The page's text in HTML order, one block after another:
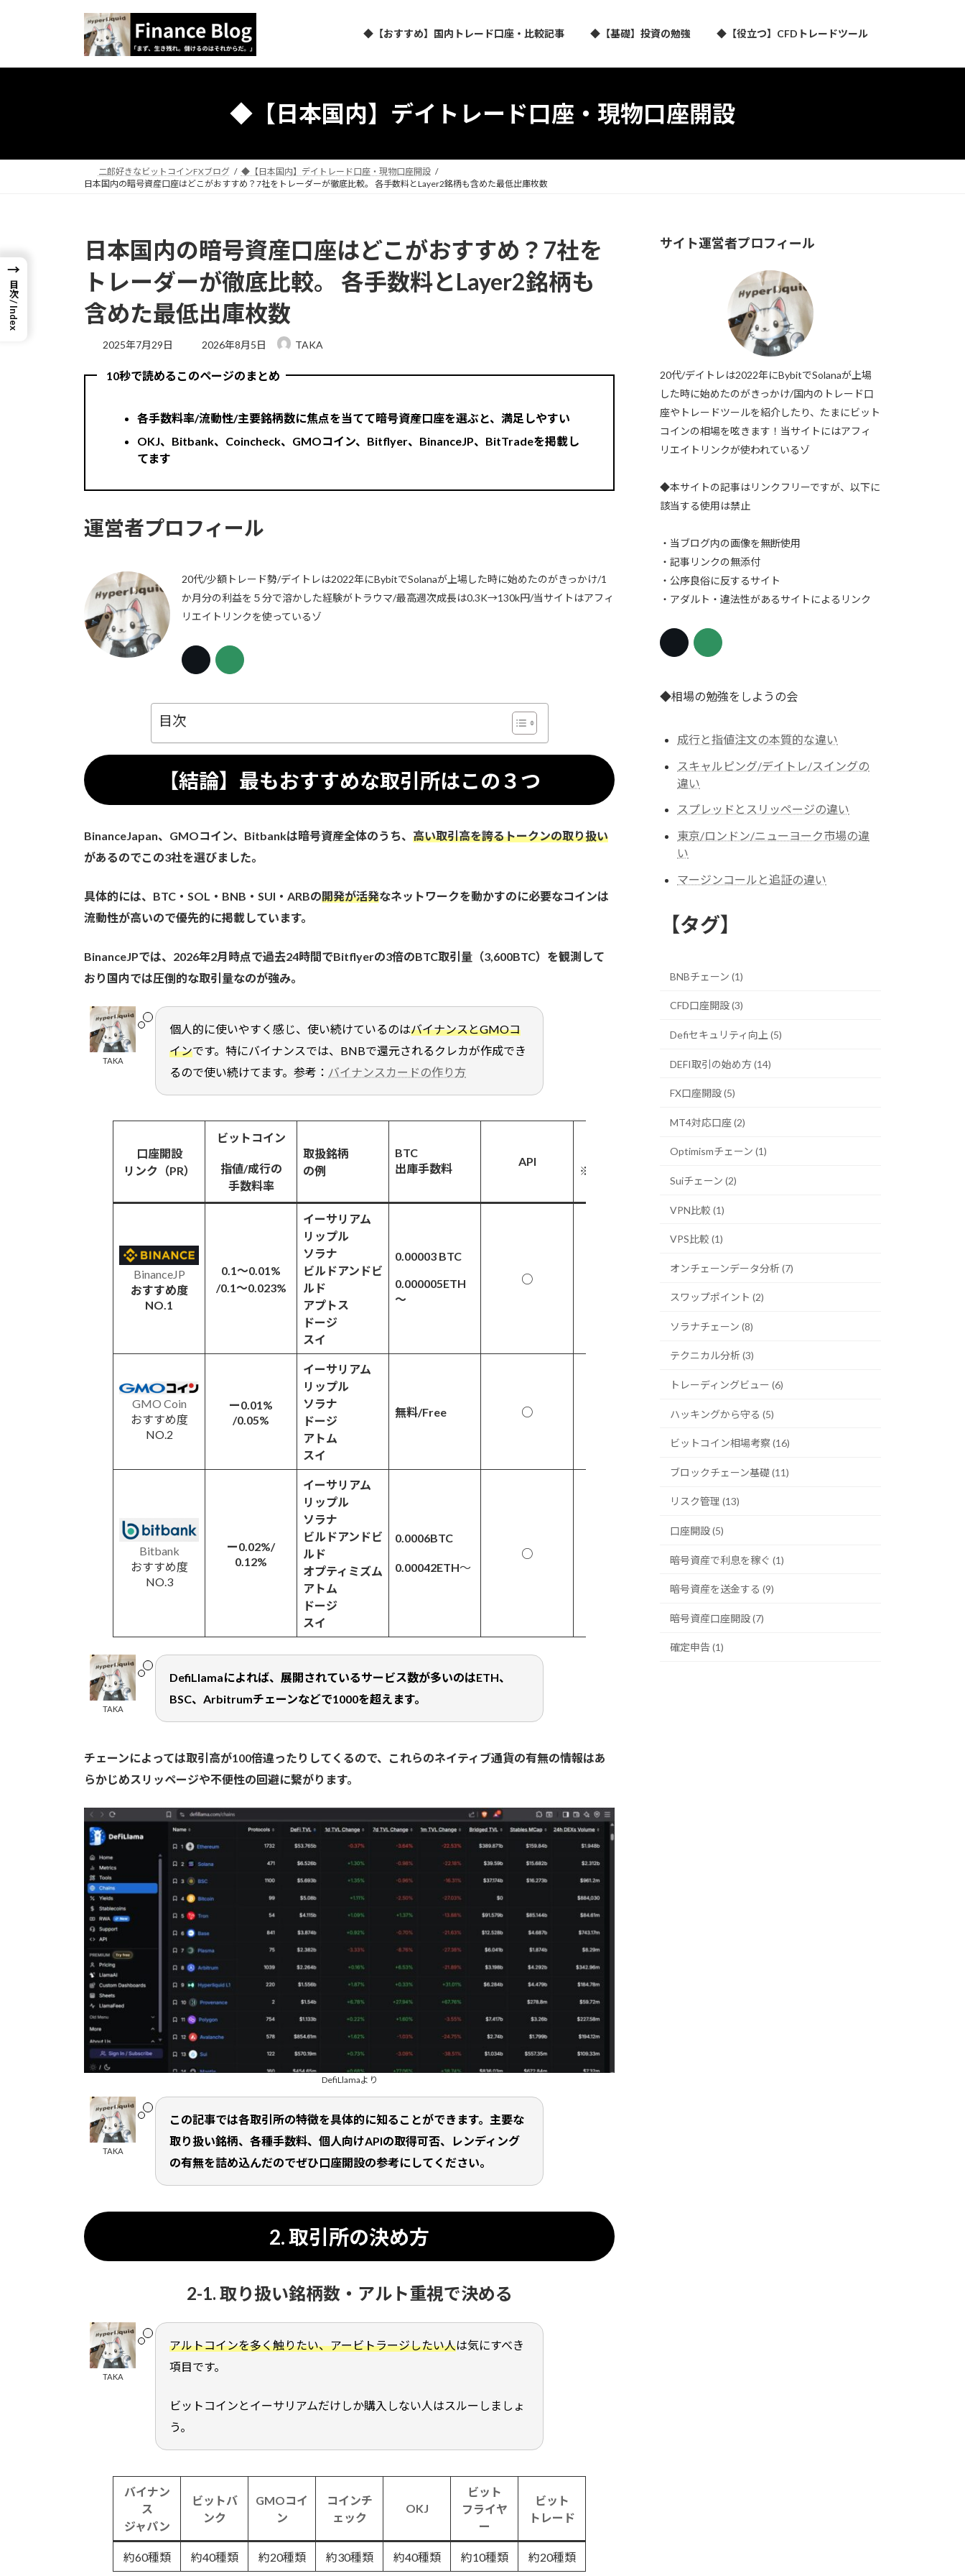
プ
動
◆【おすすめ】国内トレード口座・比較記事 ◆【基礎】投資の勉強 ◆【役立つ】CFDトレードツール
◆【日本国内】デイトレード口座・現物口座開設
二郎好きなビットコインFXブログ
◆【日本国内】デイトレード口座・現物口座開設
日本国内の暗号資産口座はどこがおすすめ？7社をトレーダーが徹底比較。 各手数料とLayer2銘柄も含めた最低出庫枚数
日本国内の暗号資産口座はどこがおすすめ？7社を
トレーダーが徹底比較。 各手数料とLayer2銘柄も
含めた最低出庫枚数
2025年7月29日
最
更
時
:
2026年8月5日 TAKA
10秒で読めるこのページのまとめ
各手数料率/流動性/主要銘柄数に焦点を当てて暗号資産口座を選ぶと、満足しやすい
OKJ、Bitbank、Coincheck、GMOコイン、Bitflyer、BinanceJP、BitTradeを掲載し
てます
運営者プロフィール
20代/少額トレード勢/デイトレは2022年にBybitでSolanaが上場した時に始めたのがきっかけ/1
か月分の利益を５分で溶かした経験がトラウマ/最高週次成長は0.3K→130k円/当サイトはアフィ
リエイトリンクを使っているゾ
目次
【結論】最もおすすめな取引所はこの３つ
BinanceJapan、GMOコイン、Bitbankは暗号資産全体のうち、 高い取引高を誇るトークンの取り扱い
があるのでこの3社を選びました。
具体的には、BTC・SOL・BNB・SUI・ARBの開発が活発なネットワークを動かすのに必要なコインは
流動性が高いので優先的に掲載しています。
BinanceJPでは、2026年2月時点で過去24時間でBitflyerの3倍のBTC取引量（3,600BTC）を観測して
おり国内では圧倒的な取引量なのが強み。
TAKA
個人的に使いやすく感じ、使い続けているのはバイナンスとGMOコ
インです。特にバイナンスでは、BNBで還元されるクレカが作成でき
るので使い続けてます。参考： バイナンスカードの作り方
口座開設
リンク（PR）
ビットコイン
指値/成行の
手数料率
取扱銘柄
の例
BTC
出庫手数料
API
※利息口座の有
BinanceJP
おすすめ度
NO.1
0.1～0.01%
/0.1～0.023%
イーサリアム
リップル
ソラナ
ビルドアンドビ
ルド
アプトス
ドージ
スイ
0.00003 BTC
0.000005ETH
～
○
性
富
GMO Coin
おすすめ度
NO.2
ー0.01%
/0.05%
イーサリアム
リップル
ソラナ
ドージ
アトム
スイ
無料/Free ○
約定手数料率
手数料が無料
Bitbank
おすすめ度
NO.3
ー0.02%/
0.12%
イーサリアム
リップル
ソラナ
ビルドアンドビ
ルド
オプティミズム
アトム
ドージ
スイ
0.0006BTC
0.00042ETH～
○
主要なアルトコ
イン
TAKA
DefiLlamaによれば、展開されているサービス数が多いのはETH、
BSC、Arbitrumチェーンなどで1000を超えます。
チェーンによっては取引高が100倍違ったりしてくるので、これらのネイティブ通貨の有無の情報はあ
らかじめスリッページや不便性の回避に繋がります。
DefiLlamaより
TAKA
この記事では各取引所の特徴を具体的に知ることができます。主要な
取り扱い銘柄、各種手数料、個人向けAPIの取得可否、レンディング
の有無を詰め込んだのでぜひ口座開設の参考にしてください。
2. 取引所の決め方
2-1. 取り扱い銘柄数・アルト重視で決める
TAKA
アルトコインを多く触りたい、アービトラージしたい人は気にすべき
項目です。
ビットコインとイーサリアムだけしか購入しない人はスルーしましょ
う。
バイナン
ス
ジャパン
ビットバ
ンク
GMOコイ
ン
コインチ
ェック
OKJ
ビット
フライヤ
ー
ビット
トレード
約60種類 約40種類 約20種類 約30種類 約40種類 約10種類 約20種類
サイト運営者プロフィール
20代/デイトレは2022年にBybitでSolanaが上場
した時に始めたのがきっかけ/国内のトレード口
座やトレードツールを紹介したり、たまにビット
コインの相場を呟きます！当サイトにはアフィ
リエイトリンクが使われているゾ
◆本サイトの記事はリンクフリーですが、以下に
該当する使用は禁止
・当ブログ内の画像を無断使用
・記事リンクの無添付
・公序良俗に反するサイト
・アダルト・違法性があるサイトによるリンク
◆相場の勉強をしようの会
成行と指値注文の本質的な違い
スキャルピング/デイトレ/スイングの
違い
スプレッドとスリッページの違い
東京/ロンドン/ニューヨーク市場の違
い
マージンコールと追証の違い
【タグ】
BNBチェーン (1)
CFD口座開設 (3)
Defiセキュリティ向上 (5)
DEFI取引の始め方 (14)
FX口座開設 (5)
MT4対応口座 (2)
Optimismチェーン (1)
Suiチェーン (2)
VPN比較 (1)
VPS比較 (1)
オンチェーンデータ分析 (7)
スワップポイント (2)
ソラナチェーン (8)
テクニカル分析 (3)
トレーディングビュー (6)
ハッキングから守る (5)
ビットコイン相場考察 (16)
ブロックチェーン基礎 (11)
リスク管理 (13)
口座開設 (5)
暗号資産で利息を稼ぐ (1)
暗号資産を送金する (9)
暗号資産口座開設 (7)
確定申告 (1)
→
目次 / Index